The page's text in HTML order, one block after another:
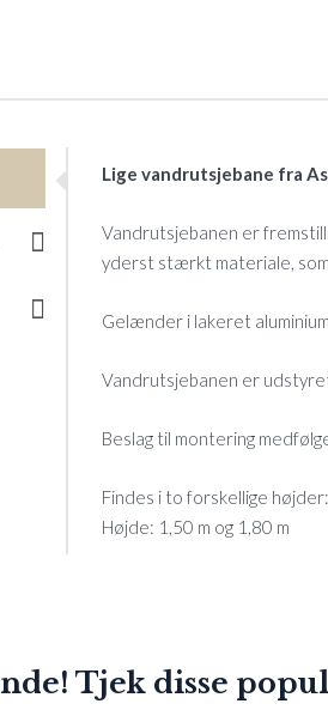
Lige vandrutsjebane fra
Vandrutsjebanen er
yderst stærkt materiale,
Gelænder i lakeret
Vandrutsjebanen er
Beslag til montering
Findes i to forskellige højder:
Højde: 1,50 m og 1,80 m
Tjek disse